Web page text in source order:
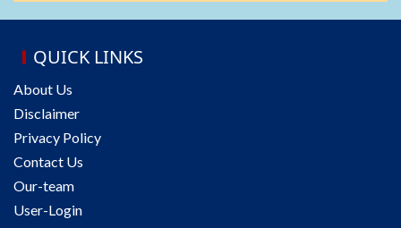
QUICK LINKS
About Us
Disclaimer
Privacy Policy
Contact Us
Our-team
User-Login